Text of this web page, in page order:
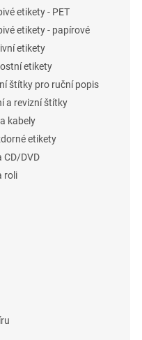
etikety - PET
etikety - papírové
etikety
etikety
štítky pro ruční popis
a revizní štítky
kabely
etikety
CD/DVD
roli